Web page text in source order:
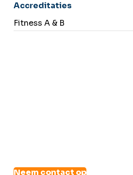
Accreditaties
Fitness A & B
Neem contact op